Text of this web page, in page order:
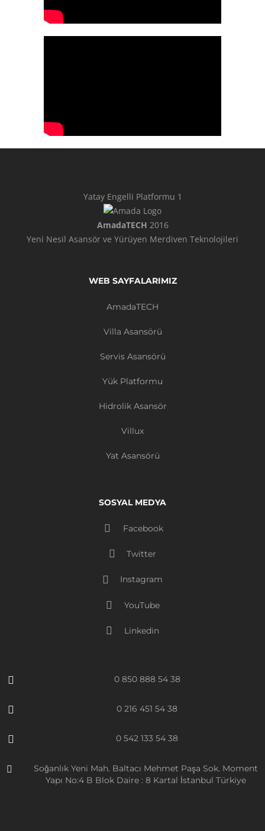
Yatay Engelli Platformu 1
AmadaTECH 2016
Yeni Nesil Asansör ve Yürüyen Merdiven Teknolojileri
WEB SAYFALARIMIZ
AmadaTECH
Villa Asansörü
Servis Asansörü
Yük Platformu
Hidrolik Asansör
Villux
Yat Asansörü
SOSYAL MEDYA
Facebook
Twitter
Instagram
YouTube
Linkedin
0 850 888 54 38
0 216 451 54 38
0 542 133 54 38
Soğanlık Yeni Mah. Baltacı Mehmet Paşa Sok. Moment
Yapı No:4 B Blok Daire : 8 Kartal İstanbul Türkiye